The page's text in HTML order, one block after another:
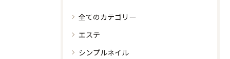
全てのカテゴリー
エステ
シンプルネイル